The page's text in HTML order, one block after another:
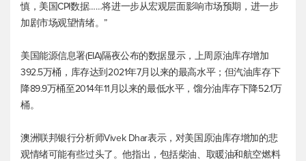
慎，美国CPI数据……将进一步从宏观层面影响市场预期，进一步
加剧市场观望情绪。”
美国能源信息署(EIA)隔夜公布的数据显示，上周原油库存增加
392.5万桶，库存达到2021年7月以来的最高水平；但汽油库存下
降89.9万桶至2014年11月以来的最低水平，馏分油库存下降52.1万
桶。
澳洲联邦银行分析师Vivek Dhar表示，对美国原油库存增加的悲
观情绪可能有些过头了。他指出，包括柴油、取暖油和航空燃料